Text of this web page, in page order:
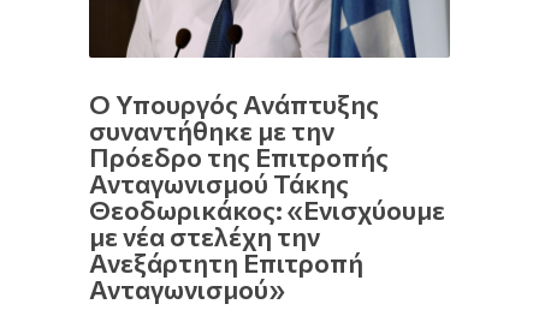
Ο Υπουργός Ανάπτυξης
συναντήθηκε με την
Πρόεδρο της Επιτροπής
Ανταγωνισμού Τάκης
Θεοδωρικάκος: «Ενισχύουμε
με νέα στελέχη την
Ανεξάρτητη Επιτροπή
Ανταγωνισμού»